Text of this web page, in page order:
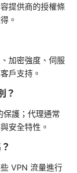
提供商的授權條
。
加密強度、伺服
戶支持。
？
保護；代理通常
安全特性。
VPN 流量進行